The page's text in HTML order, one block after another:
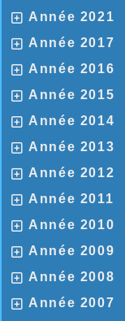
Année 2021
Année 2017
Année 2016
Année 2015
Année 2014
Année 2013
Année 2012
Année 2011
Année 2010
Année 2009
Année 2008
Année 2007